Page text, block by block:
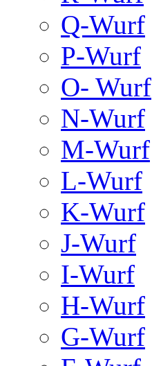
Q-Wurf
P-Wurf
O- Wurf
N-Wurf
M-Wurf
L-Wurf
K-Wurf
J-Wurf
I-Wurf
H-Wurf
G-Wurf